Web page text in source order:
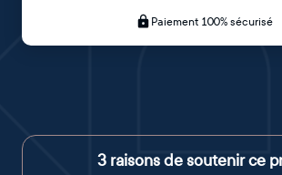
Paiement 100% sécurisé
3 raisons de soutenir ce